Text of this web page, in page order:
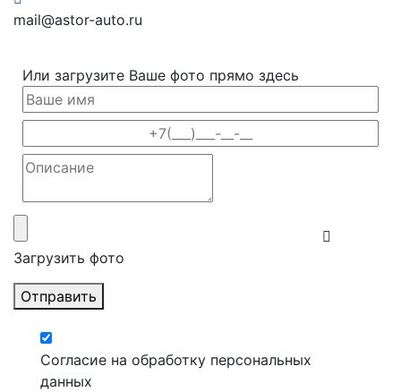
mail@astor-auto.ru
Или загрузите Ваше фото прямо здесь
Загрузить фото
Отправить
Согласие на обработку персональных
данных